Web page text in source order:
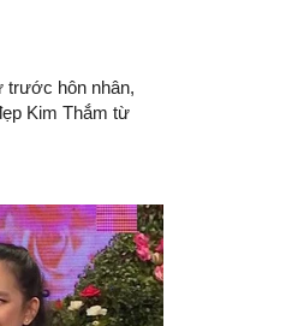
trước hôn nhân,
Kim Thắm từ